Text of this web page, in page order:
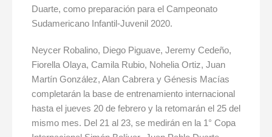
Duarte, como preparación para el Campeonato
Sudamericano Infantil-Juvenil 2020.
Neycer Robalino, Diego Piguave, Jeremy Cedeño,
Fiorella Olaya, Camila Rubio, Nohelia Ortiz, Juan
Martín González, Alan Cabrera y Génesis Macías
completarán la base de entrenamiento internacional
hasta el jueves 20 de febrero y la retomarán el 25 del
mismo mes. Del 21 al 23, se medirán en la 1° Copa